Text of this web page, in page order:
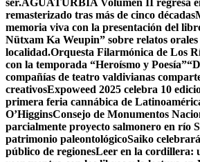
ser.AGUATURBIA Volumen II regresa
remasterizado tras más de cinco décadas
memoria viva con la presentación del
Nütxam Ka Weupin” sobre relatos orales
localidad.Orquesta Filarmónica de Los
con la temporada “Heroísmo y Poesía”
compañías de teatro valdivianas
creativosExpoweed 2025 celebra 10
primera feria cannábica de
O’HigginsConsejo de Monumentos
parcialmente proyecto salmonero en río
patrimonio paleontológicoSaiko
público de regionesLeer en la cordillera: